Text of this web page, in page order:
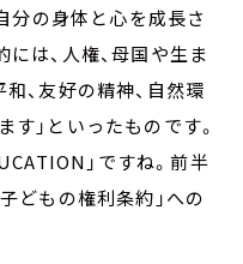
分の身体と心を成長さ
は、人権、母国や生ま
、友好の精神、自然環
」といったものです。
」ですね。前半
どもの権利条約」への